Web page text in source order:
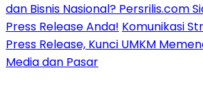
dan Bisnis Nasional? Persrilis.com
Press Release Anda! Komunikasi
Press Release, Kunci UMKM
Media dan Pasar